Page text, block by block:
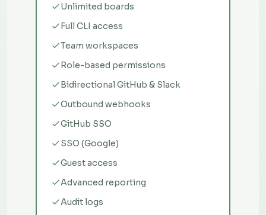
Unlimited boards
Full CLI access
Team workspaces
Role-based permissions
Bidirectional GitHub & Slack
Outbound webhooks
GitHub SSO
SSO (Google)
Guest access
Advanced reporting
Audit logs